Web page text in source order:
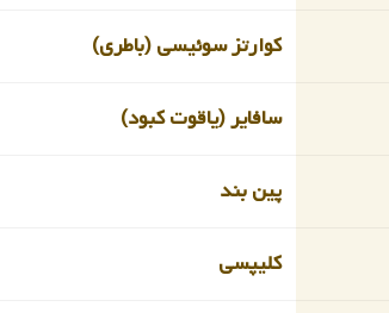
کوارتز سوئیسی (باطری)
سافایر (یاقوت کبود)
پین بند
کلیپسی